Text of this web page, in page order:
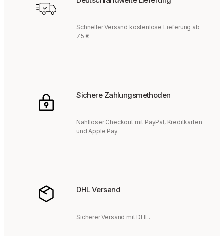
Schneller Versand kostenlose Lieferung ab
75 €
Sichere Zahlungsmethoden
Nahtloser Checkout mit PayPal, Kreditkarten
und Apple Pay
DHL Versand
Sicherer Versand mit DHL.